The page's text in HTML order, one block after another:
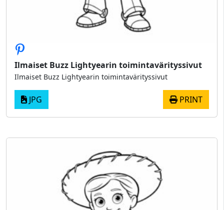
Ilmaiset Buzz Lightyearin toimintavärityssivut
Ilmaiset Buzz Lightyearin toimintavärityssivut
JPG PRINT